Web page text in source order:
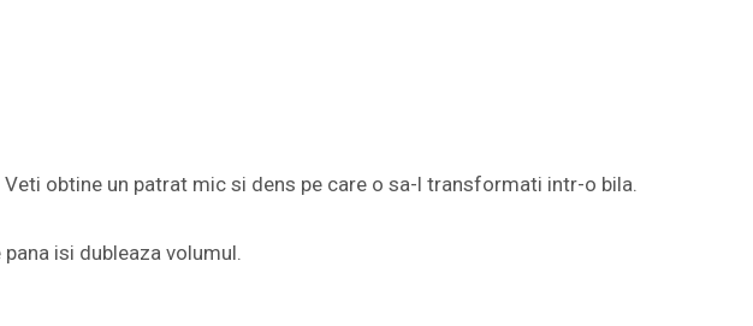
obtine un patrat mic si dens pe care o sa-l transformati intr-o bila.
isi dubleaza volumul.